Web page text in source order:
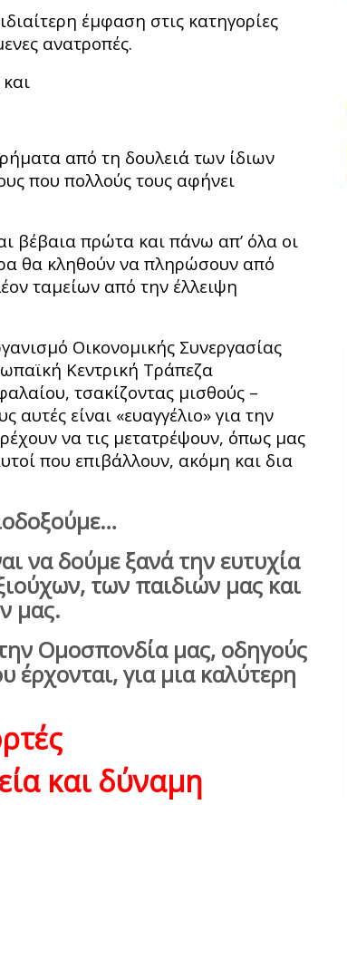
έμφαση στις κατηγορίες
ανατροπές.
και
από τη δουλειά των ίδιων
που πολλούς τους αφήνει
βέβαια πρώτα και πάνω απ’ όλα οι
θα κληθούν να πληρώσουν από
ταμείων από την έλλειψη
Οικονομικής Συνεργασίας
Κεντρική Τράπεζα
τσακίζοντας μισθούς –
αυτές είναι «ευαγγέλιο» για την
να τις μετατρέψουν, όπως μας
που επιβάλλουν, ακόμη και δια
να δούμε ξανά την ευτυχία
των παιδιών μας και
μας.
Ομοσπονδία μας, οδηγούς
για μια καλύτερη
και δύναμη